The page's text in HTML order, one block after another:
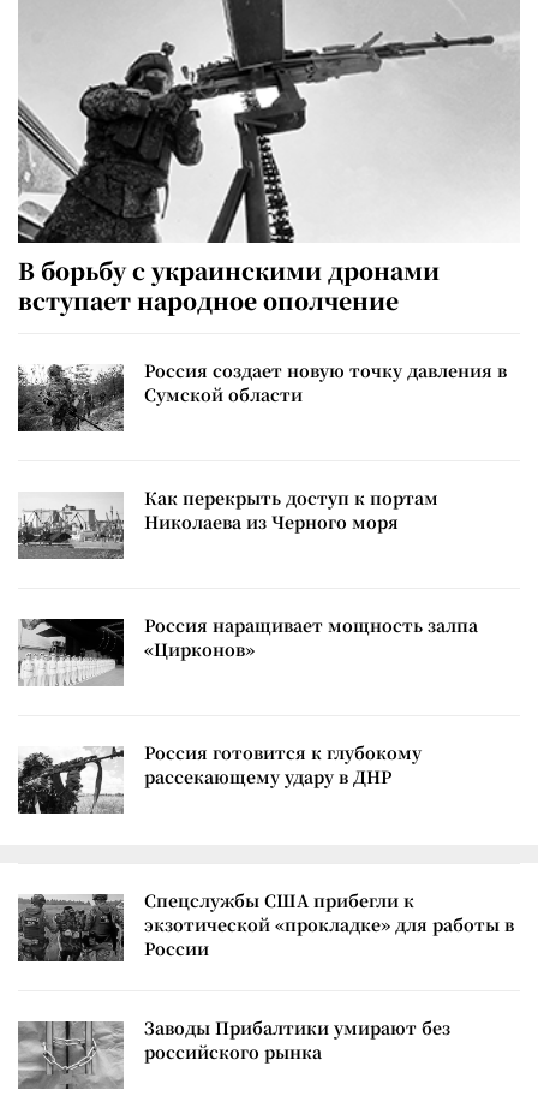
В борьбу с украинскими дронами
вступает народное ополчение
Россия создает новую точку давления в
Сумской области
Как перекрыть доступ к портам
Николаева из Черного моря
Россия наращивает мощность залпа
«Цирконов»
Россия готовится к глубокому
рассекающему удару в ДНР
Спецслужбы США прибегли к
экзотической «прокладке» для работы в
России
Заводы Прибалтики умирают без
российского рынка